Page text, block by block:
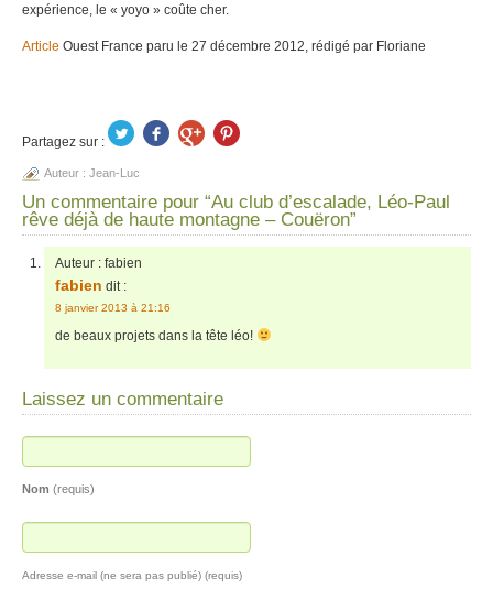
expérience, le « yoyo » coûte cher.
Article Ouest France paru le 27 décembre 2012, rédigé par Floriane
Partagez sur :
Auteur : Jean-Luc
Un commentaire pour “Au club d’escalade, Léo-Paul
rêve déjà de haute montagne – Couëron”
Auteur : fabien
fabien dit :
8 janvier 2013 à 21:16
de beaux projets dans la tête léo!
Laissez un commentaire
Nom (requis)
Adresse e-mail (ne sera pas publié) (requis)